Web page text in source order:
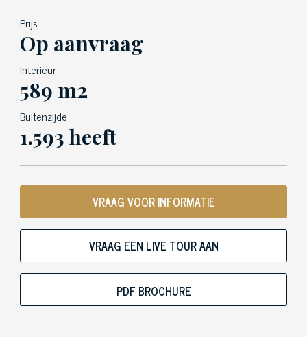
Prijs
Op aanvraag
Interieur
589 m2
Buitenzijde
1.593 heeft
VRAAG VOOR INFORMATIE
VRAAG EEN LIVE TOUR AAN
PDF BROCHURE